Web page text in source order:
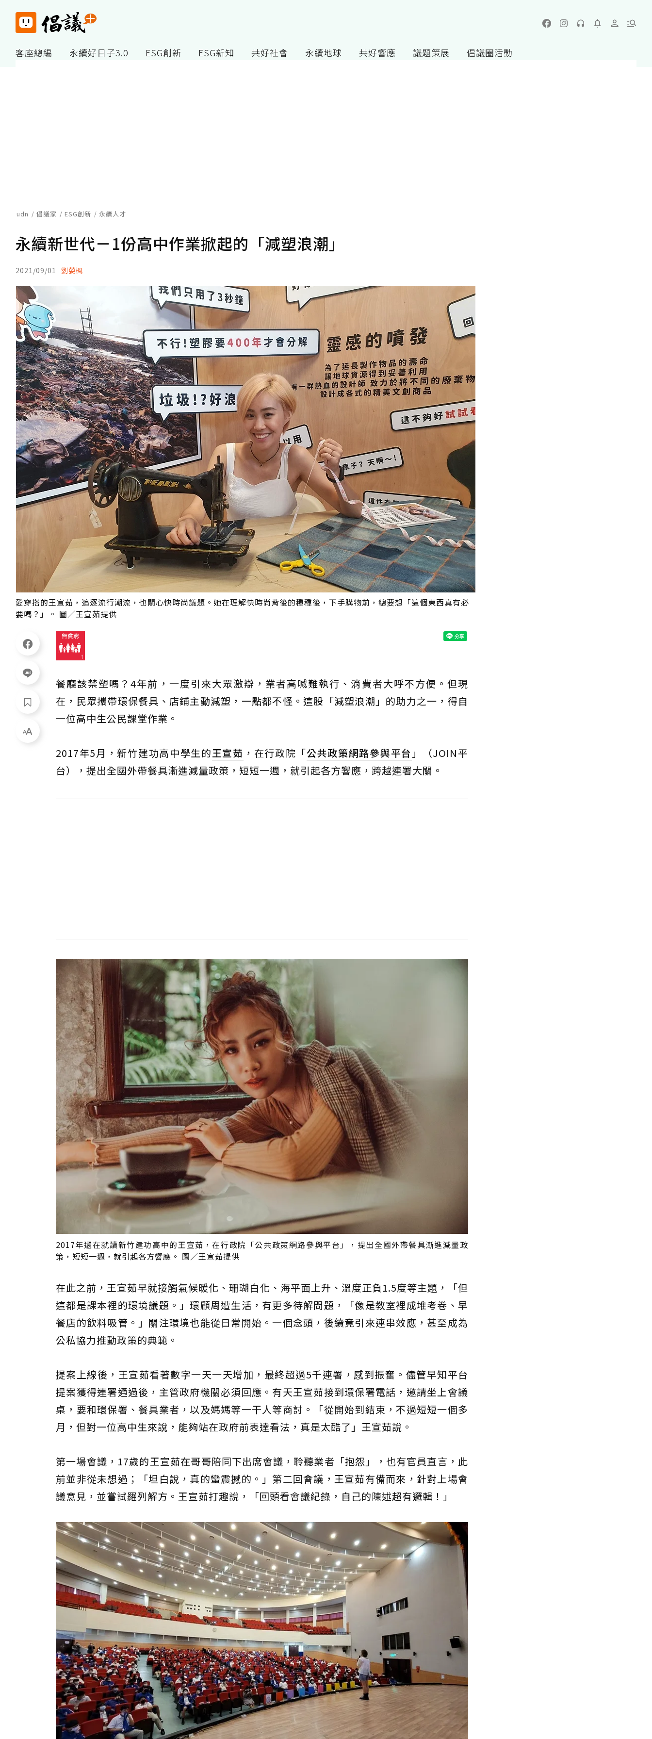
客座總編 永續好日子3.0 ESG創新 ESG新知 共好社會 永續地球 共好響應 議題策展 倡議圈活動
udn 倡議家 ESG創新 永續人才
永續新世代－1份高中作業掀起的「減塑浪潮」
2021/09/01 劉嫈楓
愛穿搭的王宣茹，追逐流行潮流，也關心快時尚議題。她在理解快時尚背後的種種後，下手購物前，總要想「這個東西真有必
要嗎？」。 圖／王宣茹提供
餐廳該禁塑嗎？4年前，一度引來大眾激辯，業者高喊難執行、消費者大呼不方便。但現
在，民眾攜帶環保餐具、店鋪主動減塑，一點都不怪。這股「減塑浪潮」的助力之一，得自
一位高中生公民課堂作業。
2017年5月，新竹建功高中學生的王宣茹 ，在行政院「公共政策網路參與平台 」（JOIN平
台），提出全國外帶餐具漸進減量政策，短短一週，就引起各方響應，跨越連署大關。
2017年還在就讀新竹建功高中的王宣茹，在行政院「公共政策網路參與平台」，提出全國外帶餐具漸進減量政
策，短短一週，就引起各方響應。 圖／王宣茹提供
在此之前，王宣茹早就接觸氣候暖化、珊瑚白化、海平面上升、溫度正負1.5度等主題，「但
這都是課本裡的環境議題。」環顧周遭生活，有更多待解問題，「像是教室裡成堆考卷、早
餐店的飲料吸管。」關注環境也能從日常開始。一個念頭，後續竟引來連串效應，甚至成為
公私協力推動政策的典範。
提案上線後，王宣茹看著數字一天一天增加，最終超過5千連署，感到振奮。儘管早知平台
提案獲得連署通過後，主管政府機關必須回應。有天王宣茹接到環保署電話，邀請坐上會議
桌，要和環保署、餐具業者，以及媽媽等一干人等商討。「從開始到結束，不過短短一個多
月，但對一位高中生來說，能夠站在政府前表達看法，真是太酷了」王宣茹說。
第一場會議，17歲的王宣茹在哥哥陪同下出席會議，聆聽業者「抱怨」，也有官員直言，此
前並非從未想過；「坦白說，真的蠻震撼的。」第二回會議，王宣茹有備而來，針對上場會
議意見，並嘗試羅列解方。王宣茹打趣說，「回頭看會議紀錄，自己的陳述超有邏輯！」